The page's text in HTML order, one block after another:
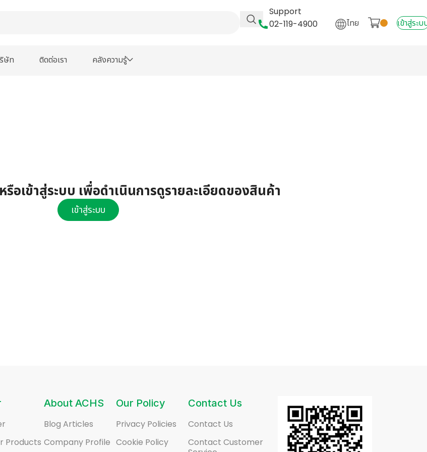
Support
02-119-4900
ไทย เข้าสู่ระบ
ษัท ติดต่อเรา คลังความรู้
อเข้าสู่ระบบ เพื่อดำเนินการดูรายละเอียดของสินค้า
เข้าสู่ระบบ
Products
About ACHS
Blog Articles
Company Profile
Our Policy
Privacy Policies
Cookie Policy
Contact Us
Contact Us
Contact Customer